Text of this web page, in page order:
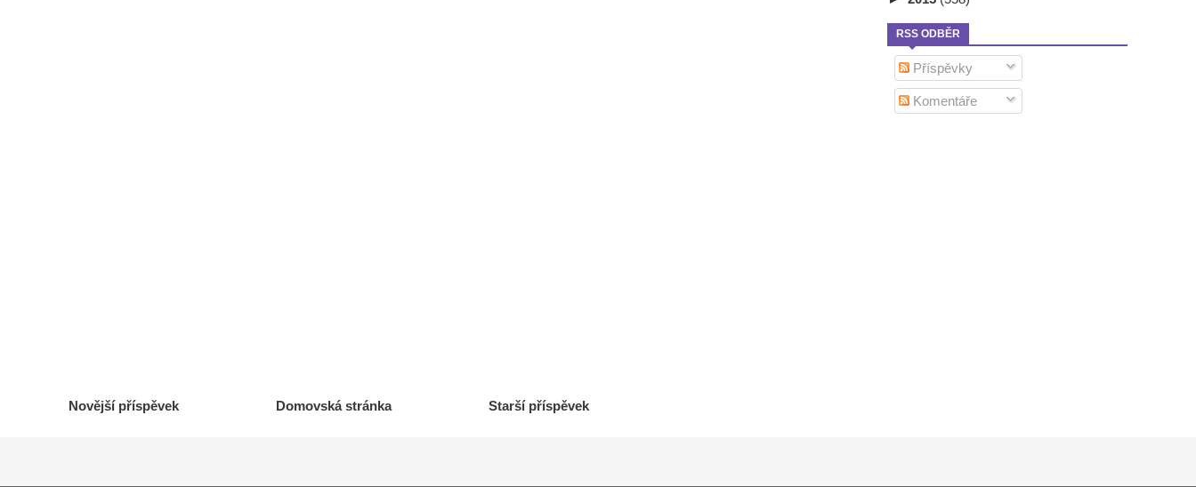
Novější příspěvek Starší příspěvek
Domovská stránka
RSS ODBĚR
Příspěvky
Komentáře